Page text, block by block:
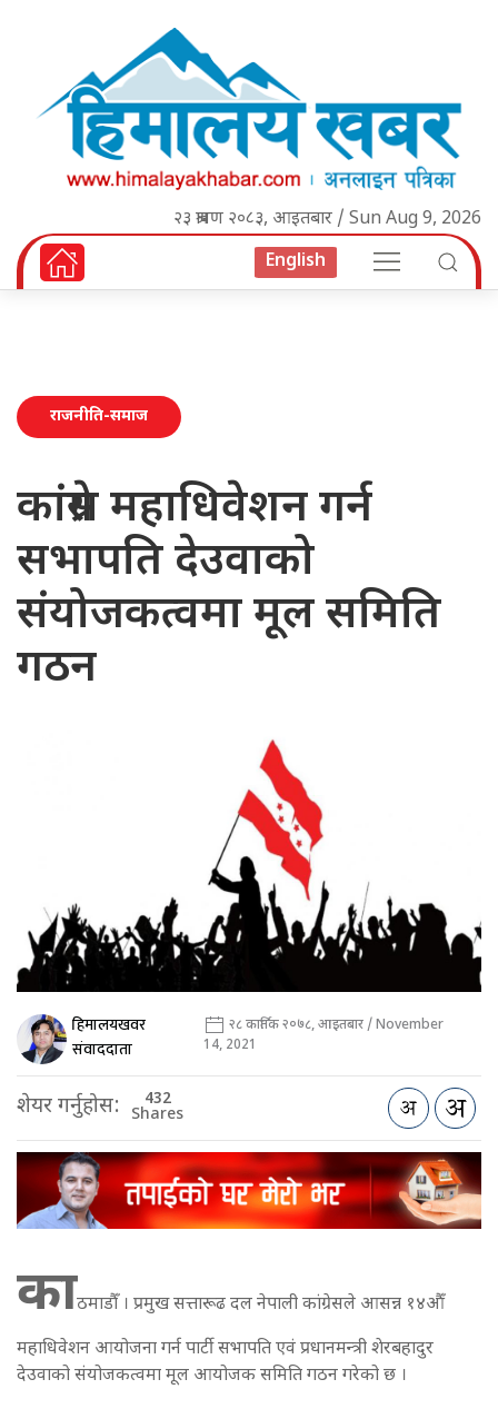
२३ श्रावण २०८३, आइतबार / Sun Aug 9, 2026
English
राजनीति-समाज
कांग्रेस महाधिवेशन गर्न
सभापति देउवाको
संयोजकत्वमा मूल समिति
गठन
हिमालयखवर
संवाददाता
२८ कार्तिक २०७८, आइतबार / November
14, 2021
शेयर गर्नुहोस: 432
Shares
काठमाडौँ । प्रमुख सत्तारूढ दल नेपाली कांग्रेसले आसन्न १४औँ
महाधिवेशन आयोजना गर्न पार्टी सभापति एवं प्रधानमन्त्री शेरबहादुर
देउवाको संयोजकत्वमा मूल आयोजक समिति गठन गरेको छ ।